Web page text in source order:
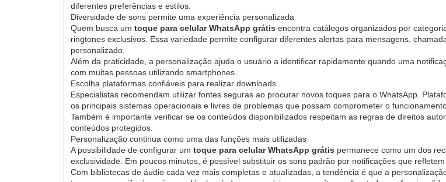
diferentes preferências e estilos.
Diversidade de sons permite uma experiência personalizada
Quem busca umtoque para celular WhatsApp grátis encontra catálogos organizados por
ringtones exclusivos. Essa variedade permite configurar diferentes alertas para mensagens,
personalizado.
Além da praticidade, a personalização ajuda o usuário a identificar rapidamente quando uma
com muitas pessoas utilizando smartphones.
Escolha plataformas confiáveis para realizar downloads
Especialistas recomendam utilizar fontes seguras ao procurar novos toques para o WhatsApp.
os principais sistemas operacionais e livres de problemas que possam comprometer o
Também é importante verificar se os conteúdos disponibilizados respeitam as regras de direitos
conteúdos protegidos.
Personalização continua como uma das funções mais utilizadas
A possibilidade de configurar umtoque para celular WhatsApp grátis permanece como um dos
exclusividade. Em poucos minutos, é possível substituir os sons padrão por notificações que
Com bibliotecas de áudio cada vez mais completas e atualizadas, a tendência é que a